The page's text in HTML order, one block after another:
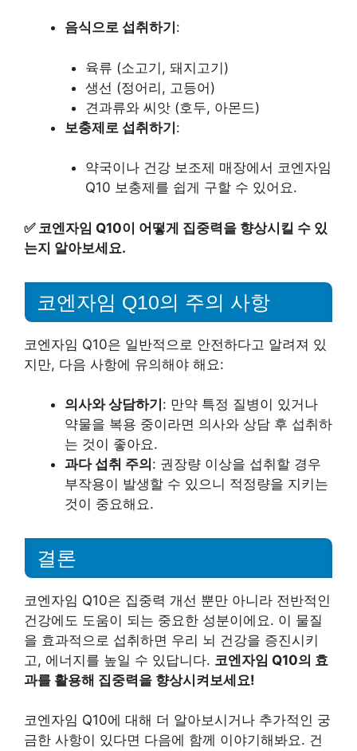
음식으로 섭취하기 :
육류 (소고기, 돼지고기)
생선 (정어리, 고등어)
견과류와 씨앗 (호두, 아몬드)
보충제로 섭취하기:
약국이나 건강 보조제 매장에서 코엔자임
Q10 보충제를 쉽게 구할 수 있어요.
✅ 코엔자임 Q10이 어떻게 집중력을 향상시킬 수 있
는지 알아보세요.
코엔자임 Q10의 주의 사항
코엔자임 Q10은 일반적으로 안전하다고 알려져 있
지만, 다음 사항에 유의해야 해요:
의사와 상담하기 : 만약 특정 질병이 있거나
약물을 복용 중이라면 의사와 상담 후 섭취하
는 것이 좋아요.
과다 섭취 주의 : 권장량 이상을 섭취할 경우
부작용이 발생할 수 있으니 적정량을 지키는
것이 중요해요.
결론
코엔자임 Q10은 집중력 개선 뿐만 아니라 전반적인
건강에도 도움이 되는 중요한 성분이에요. 이 물질
을 효과적으로 섭취하면 우리 뇌 건강을 증진시키
고, 에너지를 높일 수 있답니다. 코엔자임 Q10의 효
과를 활용해 집중력을 향상시켜보세요!
코엔자임 Q10에 대해 더 알아보시거나 추가적인 궁
금한 사항이 있다면 다음에 함께 이야기해봐요. 건